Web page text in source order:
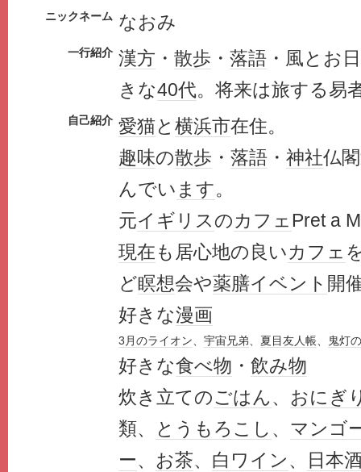
ニックネーム なおみ
一行紹介 漢方 ・ 散歩 ・ 落語 ・風とお
きな40代。将来は旅する易
自己紹介 愛猫と 横浜市在住。
趣味の散歩 ・ 落語 ・ 神社仏
んでい ます。
元イギリスのカフェ Pret a
現在も居心地の良いカフェ
ど瞑想会や薬膳イベント 開
好きな漫画
3月のライオン、 宇宙兄弟、 夏目友人帳、 鬼灯
好きな食べ物 ・ 飲み物
炊き立てのごはん、 おにぎ
類、
とうもろこし 、 マンゴ
ー、 お茶、 白ワイン、 日本